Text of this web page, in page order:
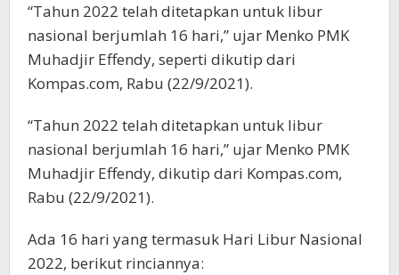
“Tahun 2022 telah ditetapkan untuk libur
nasional berjumlah 16 hari,” ujar Menko PMK
Muhadjir Effendy, seperti dikutip dari
Kompas.com, Rabu (22/9/2021).
“Tahun 2022 telah ditetapkan untuk libur
nasional berjumlah 16 hari,” ujar Menko PMK
Muhadjir Effendy, dikutip dari Kompas.com,
Rabu (22/9/2021).
Ada 16 hari yang termasuk Hari Libur Nasional
2022, berikut rinciannya: